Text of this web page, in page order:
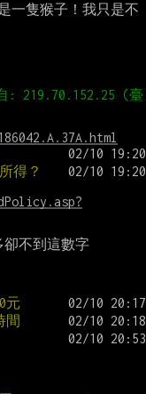
一隻猴子！我只是不
: 219.70.152.25 (臺
得？
卻不到這數字
元
間